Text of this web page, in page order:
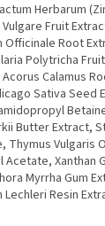
Herbarum
Fruit
Root
Polytricha
Calamus
Sativa Seed
Butter Extract,
Thymus Vulgaris
Xanthan
Myrrha Gum
Resin